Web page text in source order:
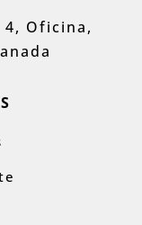
4, Oficina,